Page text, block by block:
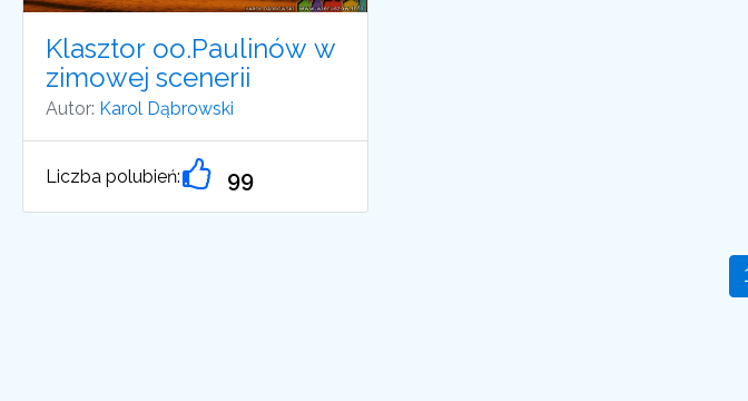
Klasztor oo.Paulinów w
zimowej scenerii
Autor: Karol Dąbrowski
Liczba polubień: 99